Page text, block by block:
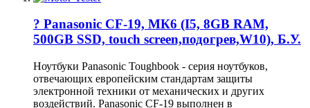
? Panasonic CF-19, МК6 (I5, 8GB RAM,
500GB SSD, touch screen,подогрев,W10), Б.У.
Ноутбуки Panasonic Toughbook - серия ноутбуков,
отвечающих европейским стандартам защиты
электронной техники от механических и других
воздействий. Panasonic CF-19 выполнен в